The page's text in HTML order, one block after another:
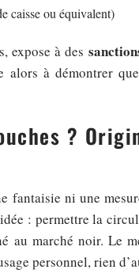
caisse ou équivalent)
expose à des
à démontrer
?
fantaisie ni une
: permettre la
au marché noir. Le
personnel, rien